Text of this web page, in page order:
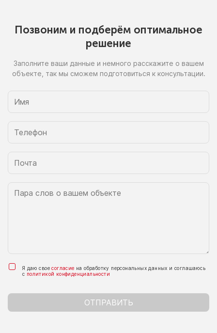
Позвоним и подберём оптимальное
решение
Заполните ваши данные и немного расскажите о вашем
объекте, так мы сможем подготовиться к консультации.
Я даю своесогласие на обработку персональных данных и соглашаюсь
с политикой конфиденциальности
ОТПРАВИТЬ